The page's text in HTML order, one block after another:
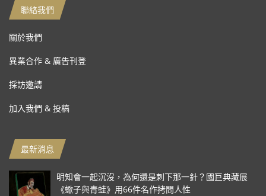
聯絡我們
關於我們
異業合作 & 廣告刊登
採訪邀請
加入我們 & 投稿
最新消息
明知會一起沉沒，為何還是刺下那一針？國巨典藏展
《蠍子與青蛙》用66件名作拷問人性